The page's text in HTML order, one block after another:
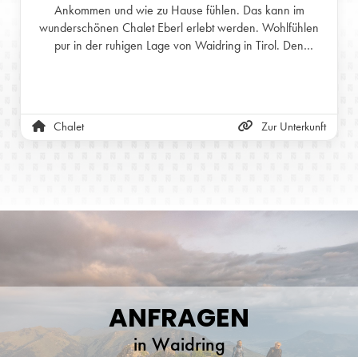
Ankommen und wie zu Hause fühlen. Das kann im
wunderschönen Chalet Eberl erlebt werden. Wohlfühlen
pur in der ruhigen Lage von Waidring in Tirol. Den
Chalet Zur Unterkunft
ANFRAGEN
in Waidring